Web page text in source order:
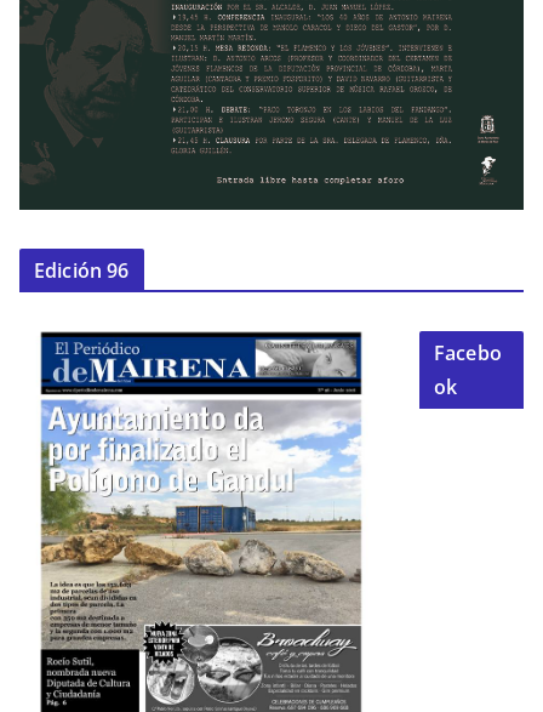
Edición 96
Facebo
ok